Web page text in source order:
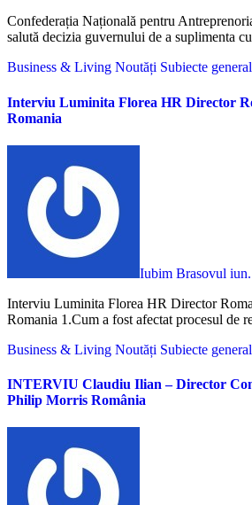
Confederația Națională pentru Antreprenoriat Feminin (CONAF)
salută decizia guvernului de a suplimenta
Business & Living Noutăți Subiecte
Interviu Luminita Florea HR Director
Romania
Iubim Brasovul
Interviu Luminita Florea HR Director Romania Philip Morris
Romania 1.Cum a fost afectat procesul de
Business & Living Noutăți Subiecte
INTERVIU Claudiu Ilian – Director
Philip Morris România